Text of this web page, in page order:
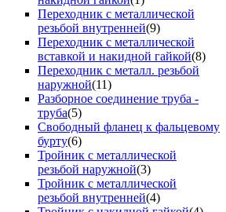
Переходник с металлической
резьбой внутренней(9)
Переходник с металлической
вставкой и накидной гайкой(8)
Переходник с металл. резьбой
наружной(11)
Разборное соединение труба -
труба(5)
Свободный фланец к фальцевому
бурту(6)
Тройник с металлической
резьбой наружной(3)
Тройник с металлической
резьбой внутренней(4)